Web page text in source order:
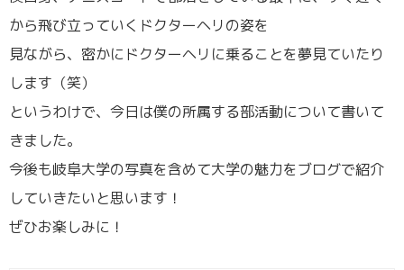
から飛び立っていくドクターヘリの姿を
見ながら、密かにドクターヘリに乗ることを夢見ていたり
します（笑）
というわけで、今日は僕の所属する部活動について書いて
きました。
今後も岐阜大学の写真を含めて大学の魅力をブログで紹介
していきたいと思います！
ぜひお楽しみに！